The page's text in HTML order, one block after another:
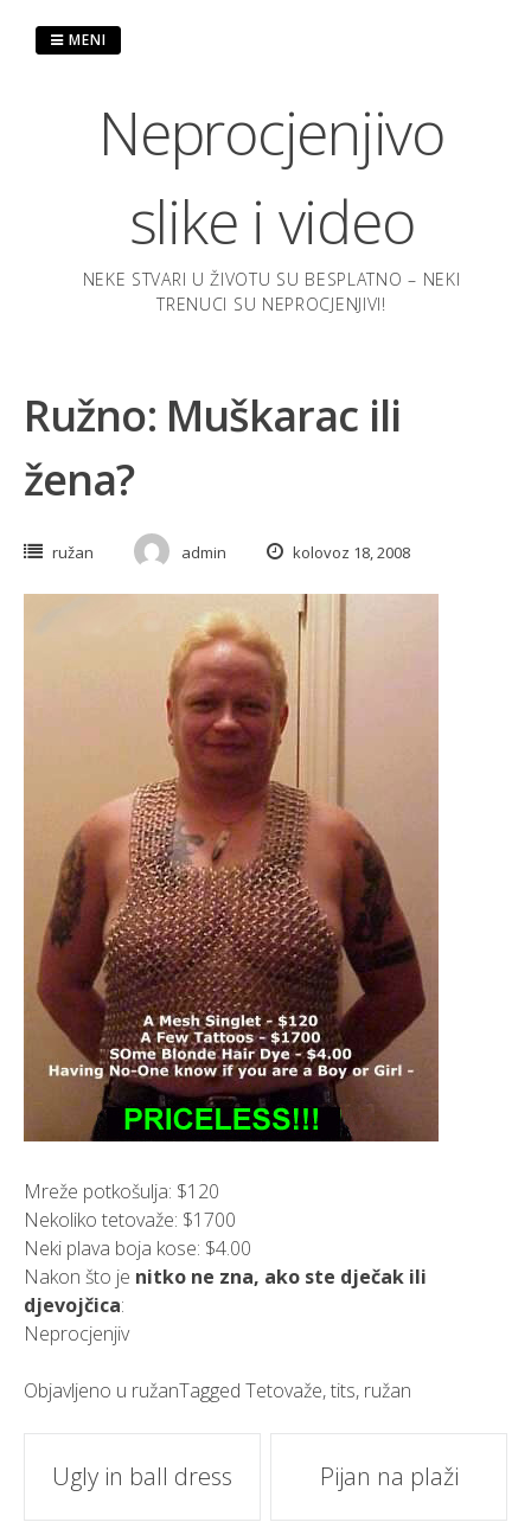
Neprocjenjivo
slike i video
NEKE STVARI U ŽIVOTU SU BESPLATNO – NEKI
TRENUCI SU NEPROCJENJIVI!
MENI
Ružno: Muškarac ili
žena?
ružan admin kolovoz 18, 2008
Mreže potkošulja: $120
Nekoliko tetovaže: $1700
Neki plava boja kose: $4.00
Nakon što je nitko ne zna, ako ste dječak ili
djevojčica:
Neprocjenjiv
Objavljeno u ružanTagged Tetovaže,tits, ružan
Post
navigacija
Ugly in ball dress Pijan na plaži